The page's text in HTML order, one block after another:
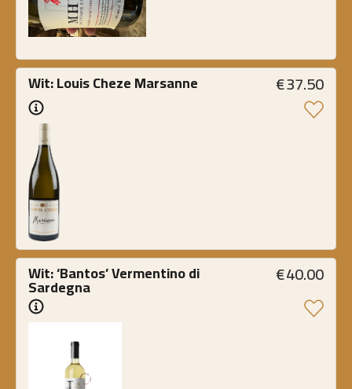
Wit: Louis Cheze Marsanne €37.50
Wit: ‘Bantos’ Vermentino di
Sardegna €40.00